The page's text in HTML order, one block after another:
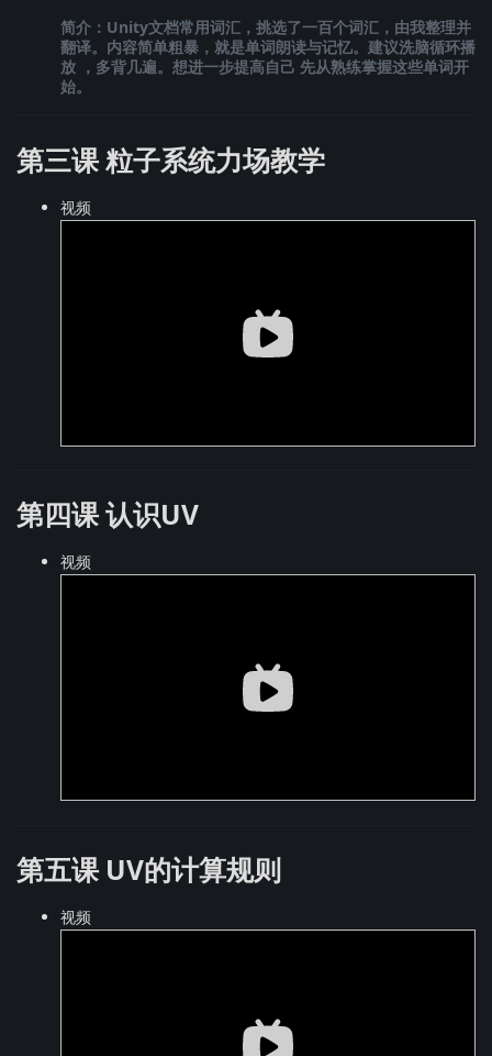
简介：Unity文档常用词汇，挑选了一百个词汇，由我整理并
翻译。内容简单粗暴，就是单词朗读与记忆。建议洗脑循环播
放 ，多背几遍。想进一步提高自己 先从熟练掌握这些单词开
始。
第三课 粒子系统力场教学
视频
第四课 认识UV
视频
第五课 UV的计算规则
视频